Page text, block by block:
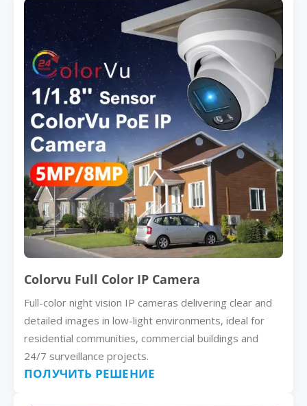
Colorvu Full Color IP Camera
Full-color night vision IP cameras delivering clear and
detailed images in low-light environments, ideal for
residential communities, commercial buildings and
24/7 surveillance projects.
ПОЛУЧИТЬ РЕШЕНИЕ